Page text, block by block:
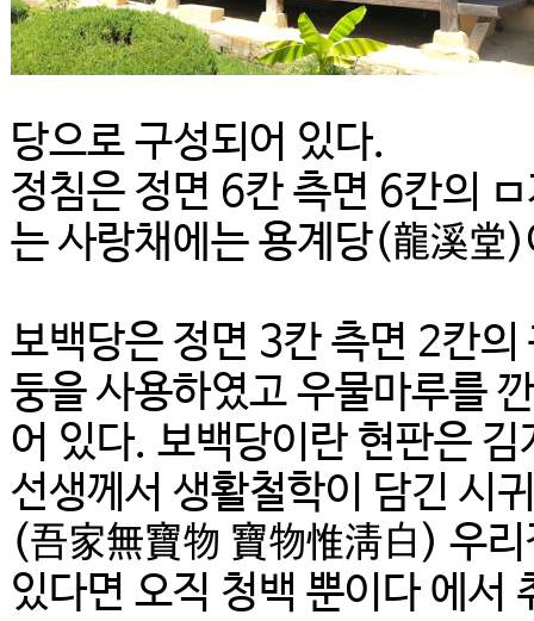
당으로 구성되어 있다.
정침은 정면 6칸 측면 6칸의
는 사랑채에는 용계당(龍溪堂
보백당은 정면 3칸 측면 2칸
둥을 사용하였고 우물마루를
어 있다. 보백당이란 현판은
선생께서 생활철학이 담긴 시
(吾家無寶物 寶物惟淸白) 우
있다면 오직 청백 뿐이다 에서